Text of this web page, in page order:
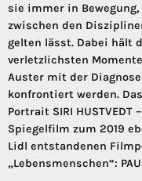
sie immer in
zwischen den
gelten lässt. Dabei hält
verletzlichsten
Auster mit der
konfrontiert werden.
Portrait SIRI HUSTVEDT
Spiegelfilm zum 2019
Lidl entstandenen
„Lebensmenschen“: